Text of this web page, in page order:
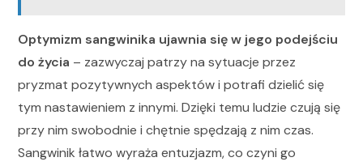
Optymizm sangwinika ujawnia się w jego podejściu
do życia – zazwyczaj patrzy na sytuacje przez
pryzmat pozytywnych aspektów i potrafi dzielić się
tym nastawieniem z innymi. Dzięki temu ludzie czują się
przy nim swobodnie i chętnie spędzają z nim czas.
Sangwinik łatwo wyraża entuzjazm, co czyni go